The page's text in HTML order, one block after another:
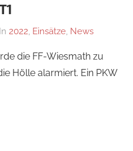
Von
In 2022, Einsätze, News
die FF-Wiesmath zu
Hölle alarmiert. Ein PKW